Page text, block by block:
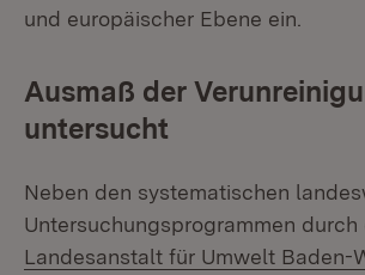
und europäischer Ebene ein.
Ausmaß der
untersucht
Neben den systematischen
Untersuchungsprogrammen durch
Landesanstalt für Umwelt Baden-